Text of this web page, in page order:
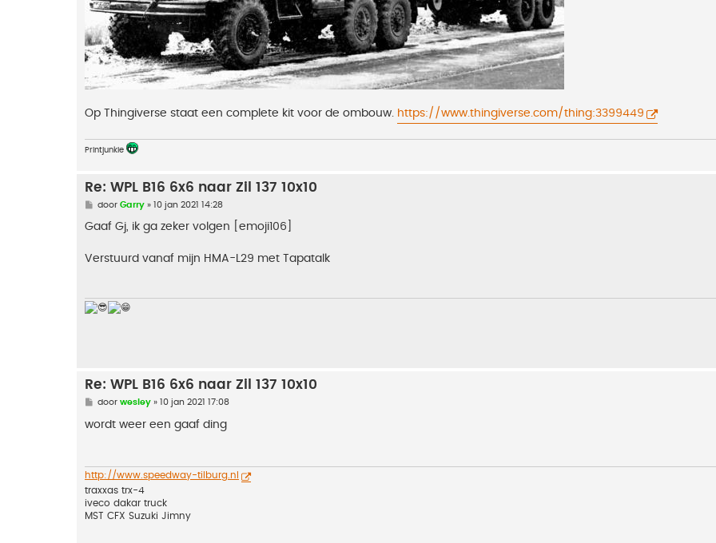
Op Thingiverse staat een complete kit voor de ombouw. https://www.thingiverse.com/thing:3399449
Printjunkie
Re: WPL B16 6x6 naar Zil 137 10x10
B
r
h
door Garry» 10 jan 2021 14:28
Gaaf Gj, ik ga zeker volgen [emoji106]
Verstuurd vanaf mijn HMA-L29 met Tapatalk
Re: WPL B16 6x6 naar Zil 137 10x10
B
r
door wesley» 10 jan 2021 17:08
wordt weer een gaaf ding
http://www.speedway-tilburg.nl
traxxas trx-4
iveco dakar truck
MST CFX Suzuki Jimny